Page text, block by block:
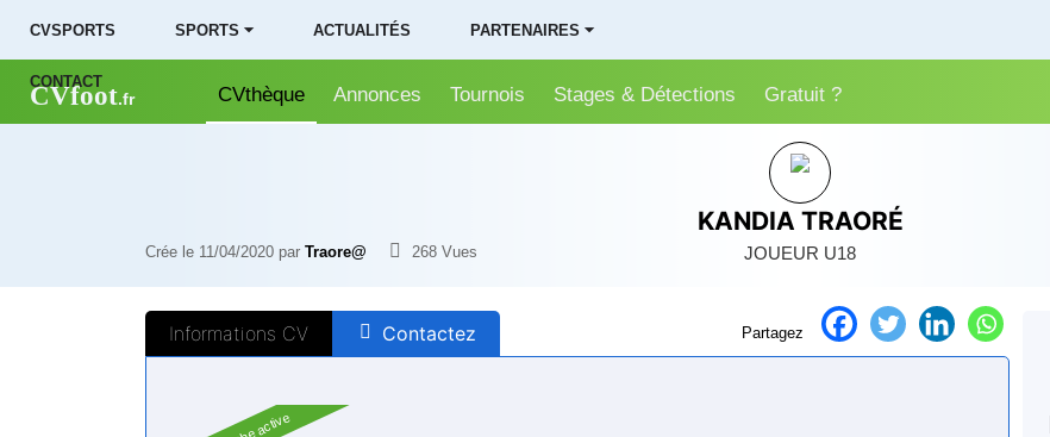
CVSPORTS SPORTS ⏷ ACTUALITÉS PARTENAIRES ⏷
CONTACT
CVfoot.fr CVthèque Annonces Tournois Stages & Détections Gratuit ?
KANDIA TRAORÉ
JOUEUR U18
Crée le 11/04/2020 par Traore@ 268 Vues
Informations CV Contactez Partagez